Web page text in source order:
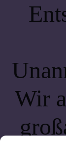
Wir